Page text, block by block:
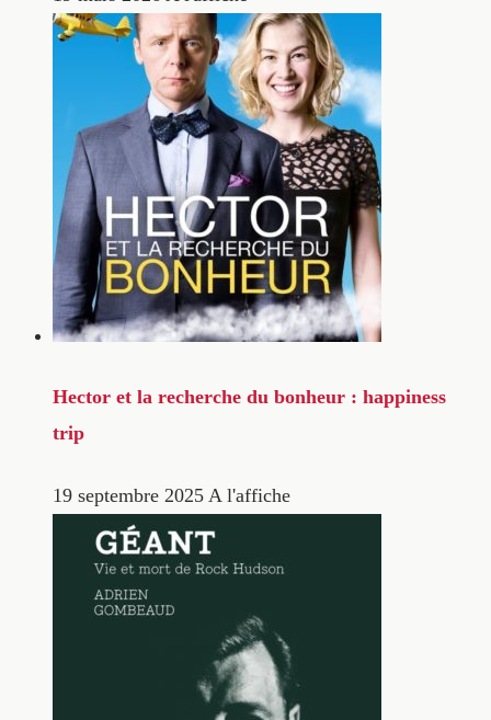
Hector et la recherche du bonheur : happiness
trip
19 septembre 2025 A l'affiche